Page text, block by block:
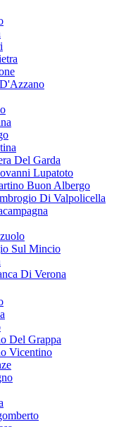
Del Garda
Lupatoto
Buon Albergo
Di Valpolicella
Sul Mincio
Di Verona
Del Grappa
Vicentino